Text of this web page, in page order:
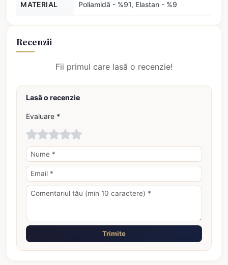
MATERIAL Poliamidă - %91, Elastan - %9
Recenzii
Fii primul care lasă o recenzie!
Lasă o recenzie
Evaluare *
Trimite